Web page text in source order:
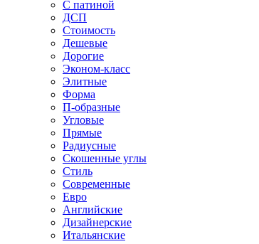
С патиной
ДСП
Стоимость
Дешевые
Дорогие
Эконом-класс
Элитные
Форма
П-образные
Угловые
Прямые
Радиусные
Скошенные углы
Стиль
Современные
Евро
Английские
Дизайнерские
Итальянские